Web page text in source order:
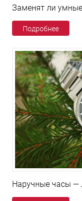
Заменят ли
Подробнее
Наручные часы —